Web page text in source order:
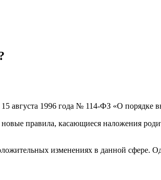
августа 1996 года № 114-ФЗ «О
правила, касающиеся наложения
изменениях в данной сфере.